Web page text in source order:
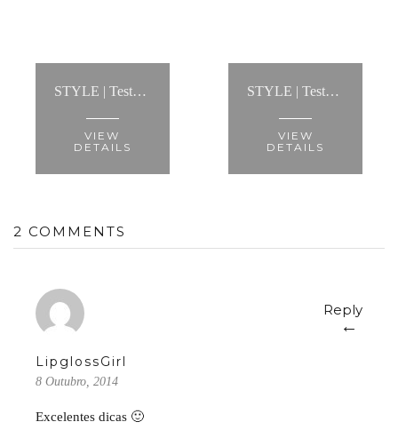
STYLE | Testemunho: “...ajudou-me a criar looks infinitos, mostrou-me a melhor maneira de usar cada tipo de roupa e fez com que conseguisse criar um estilo..."
VIEW
DETAILS
STYLE | Testemunho: “A Anita fez-me recuperar a minha autoestima e ver-me de forma diferente."
VIEW
DETAILS
2 COMMENTS
LipglossGirl
8 Outubro, 2014
Reply
←
Excelentes dicas 🙂